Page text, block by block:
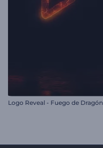
Logo Reveal - Fuego de Dragón